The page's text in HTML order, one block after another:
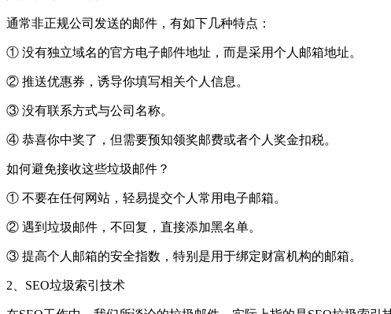
通常非正规公司发送的邮件，有如下几种特点：
① 没有独立域名的官方电子邮件地址，而是采用个人邮箱地址。
② 推送优惠券，诱导你填写相关个人信息。
③ 没有联系方式与公司名称。
④ 恭喜你中奖了，但需要预知领奖邮费或者个人奖金扣税。
如何避免接收这些垃圾邮件？
① 不要在任何网站，轻易提交个人常用电子邮箱。
② 遇到垃圾邮件，不回复，直接添加黑名单。
③ 提高个人邮箱的安全指数，特别是用于绑定财富机构的邮箱。
2、SEO垃圾索引技术